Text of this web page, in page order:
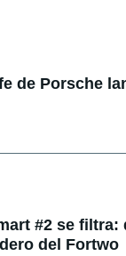
de Porsche
#2 se
del Fortwo